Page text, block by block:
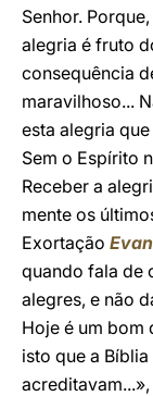
Senhor.
alegria é fruto
consequência
maravilhoso...
esta alegria
Sem o Espírito
Receber a
mente os
Exortação
quando fala de
alegres, e não
Hoje é um bom
isto que a